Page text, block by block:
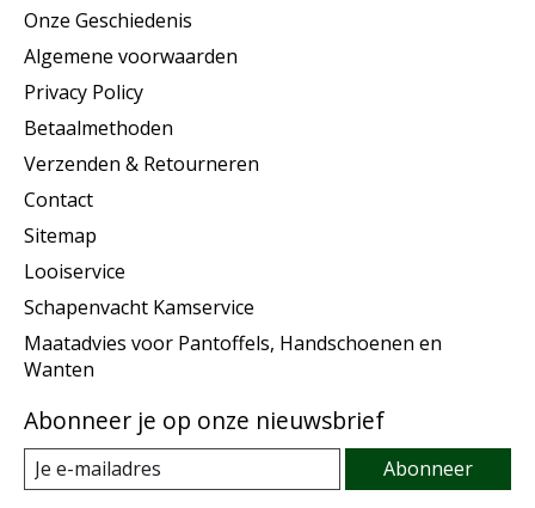
Onze Geschiedenis
Algemene voorwaarden
Privacy Policy
Betaalmethoden
Verzenden & Retourneren
Contact
Sitemap
Looiservice
Schapenvacht Kamservice
Maatadvies voor Pantoffels, Handschoenen en
Wanten
Abonneer je op onze nieuwsbrief
Abonneer